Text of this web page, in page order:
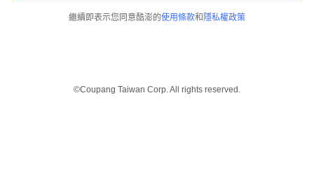
繼續即表示您同意酷澎的使用條款和 隱私權政策
©Coupang Taiwan Corp. All rights reserved.